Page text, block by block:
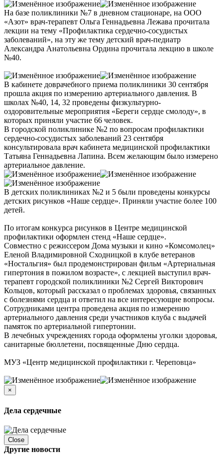
На базе поликлиники №7 в дневном стационаре, на ООО
«Азот» врач-терапевт Ольга Геннадьевна Лежава прочитала
лекции на тему «Профилактика сердечно-сосудистых
заболеваний», на эту же тему детский врач-педиатр
Александра Анатольевна Ордина прочитала лекцию в школе
№40.
В кабинете доврачебного приема поликлиники 30 сентября
прошла акция по измерению артериального давления. В
школах №40, 14, 32 проведены физкультурно-
оздоровительные мероприятия «Береги сердце смолоду», в
которых приняли участие 66 человек.
В городской поликлинике №2 по вопросам профилактики
сердечно-сосудистых заболеваний 23 сентября
консультировала врач кабинета медицинской профилактики
Татьяна Геннадьевна Лапина. Всем желающим было измерено
артериальное давление.
В детских поликлиниках №2 и 5 были проведены конкурсы
детских рисунков «Наше сердце». Приняли участие более 100
детей.
По итогам конкурса рисунков в Центре медицинской
профилактики оформлен стенд «Наше сердце».
Совместно с режиссером Дома музыки и кино «Комсомолец»
Еленой Владимировной Сходницкой в клубе ветеранов
«Ностальгия» был продемонстрирован фильм «Артериальная
гипертония в пожилом возрасте», с лекцией выступил врач-
терапевт городской поликлиники №2 Сергей Викторович
Кольцов, который рассказал о проблемах здоровья, связанных
с болезнями сердца и ответил на все интересующие вопросы.
Сотрудниками центра проведена акция по измерению
артериального давления среди участников клуба с выдачей
памяток по артериальной гипертонии.
В лечебных учреждениях города оформлены уголки здоровья,
санитарные бюллетени, посвященные Дню сердца.
МУЗ «Центр медицинской профилактики г. Череповца»
×
Дела сердечные
Close
Другие новости